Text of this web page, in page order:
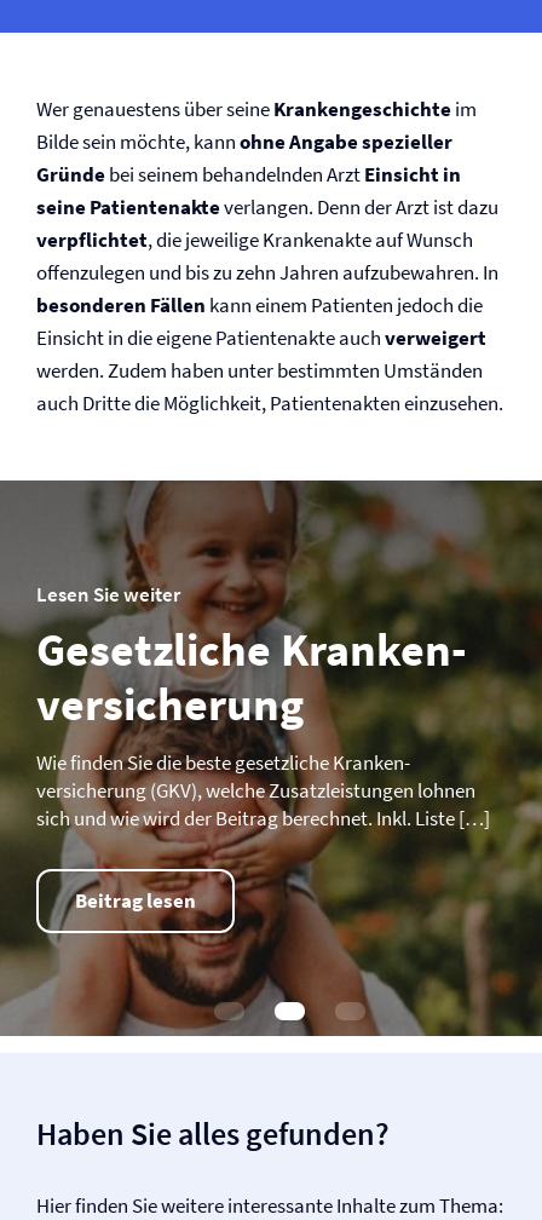
Wer genauestens über seineKrankengeschichteim
Bilde sein möchte, kannohne Angabe spezieller
Gründebei seinem behandelnden ArztEinsicht in
seine Patientenakteverlangen. Denn der Arzt ist dazu
verpflichtet, die jeweilige Krankenakte auf Wunsch
offenzulegen und bis zu zehn Jahren aufzubewahren. In
besonderen Fällen kann einem Patienten jedoch die
Einsicht in die eigene Patientenakte auchverweigert
werden. Zudem haben unter bestimmten Umständen
auch Dritte die Möglichkeit, Patientenakten einzusehen.
Lesen Sie weiter
Gesetzliche Kranken­­
versicherung
Wie finden Sie die beste gesetzliche Kranken­­
versicherung (GKV), welche Zusatzleistungen lohnen
sich und wie wird der Beitrag berechnet. Inkl. Liste […]
Beitrag lesen
Haben Sie alles gefunden?
Hier finden Sie weitere interessante Inhalte zum Thema: